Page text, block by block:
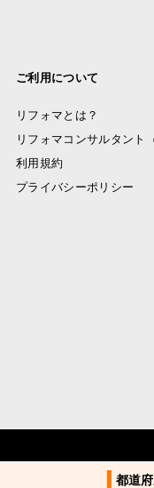
都道
ご利用について
リフォマとは？
リフォマコンサルタント
利用規約
プライバシーポリシー
都道